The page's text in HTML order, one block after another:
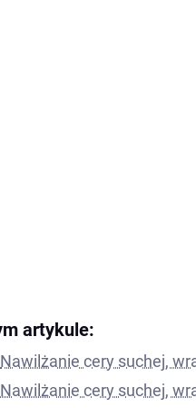
artykule:
Nawilżanie cery suchej,
Nawilżanie cery suchej,